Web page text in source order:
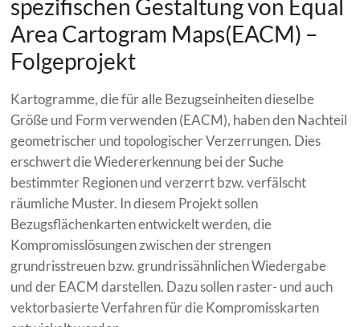
spezifischen Gestaltung von Equal
Area Cartogram Maps(EACM) –
Folgeprojekt
Kartogramme, die für alle Bezugseinheiten dieselbe
Größe und Form verwenden (EACM), haben den Nachteil
geometrischer und topologischer Verzerrungen. Dies
erschwert die Wiedererkennung bei der Suche
bestimmter Regionen und verzerrt bzw. verfälscht
räumliche Muster. In diesem Projekt sollen
Bezugsflächenkarten entwickelt werden, die
Kompromisslösungen zwischen der strengen
grundrisstreuen bzw. grundrissähnlichen Wiedergabe
und der EACM darstellen. Dazu sollen raster- und auch
vektorbasierte Verfahren für die Kompromisskarten